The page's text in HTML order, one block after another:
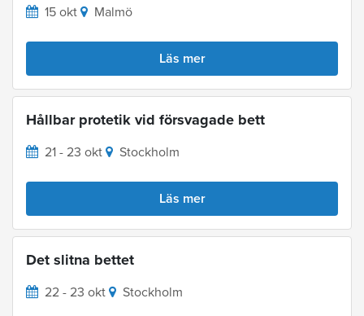
15 okt Malmö
Läs mer
Hållbar protetik vid försvagade bett
21 - 23 okt Stockholm
Läs mer
Det slitna bettet
22 - 23 okt Stockholm